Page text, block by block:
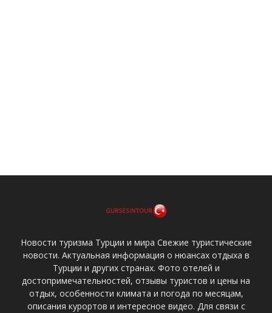
Новости туризма Турции и мира Свежие туристические
новости. Актуальная информация о нюансах отдыха в
Турции и других странах. Фото отелей и
достопримечательностей, отзывы туристов и цены на
отдых, особенности климата и погода по месяцам,
описания курортов и интересное видео. Для связи с